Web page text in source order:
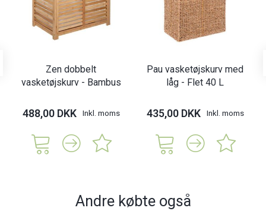
Zen dobbelt
vasketøjskurv - Bambus
488,00 DKK Inkl. moms
Pau vasketøjskurv med
låg - Flet 40 L
435,00 DKK Inkl. moms
Andre købte også